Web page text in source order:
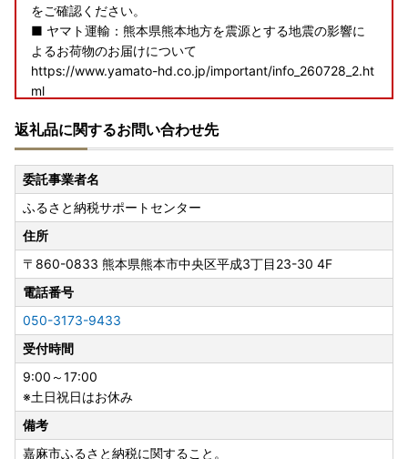
をご確認ください。
■ ヤマト運輸：熊本県熊本地方を震源とする地震の影響に
よるお荷物のお届けについて
https://www.yamato-hd.co.jp/important/info_260728_2.ht
ml
https://www2.sagawa-exp.co.jp/information/detail/406/
■ 日本郵便（ゆうパック）：熊本県熊本地方を震源とする
地震の影響について
https://www.post.japanpost.jp/newsrelease/pressrelease/
9879629480.html
寄附者の皆様にはご不便、ご迷惑をおかけし誠に申し訳ござ
いませんが、何卒ご理解賜りますようお願い申し上げます。
【過去にオンラインワンストップを利用している場合】
ワンストップ特例申請書を希望された場合でも送付しており
ません。
オンラインワンストップ申請をご利用ください。
【「ヤマト運輸」お届け先変更（転送）サービス有料化につ
いて】
ヤマト運輸のサービス変更に伴い、2023年6月1日転送依頼
返礼品に関するお問い合わせ先
委託事業者名
ふるさと納税サポートセンター
住所
〒860-0833 熊本県熊本市中央区平成3丁目23-30 4F
電話番号
050-3173-9433
受付時間
9:00～17:00
※土日祝日はお休み
備考
嘉麻市ふるさと納税に関すること。